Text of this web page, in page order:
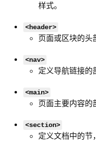
样式。
<header>
页面或区块的头
<nav>
定义导航链接的
<main>
页面主要内容的
<section>
定义文档中的节